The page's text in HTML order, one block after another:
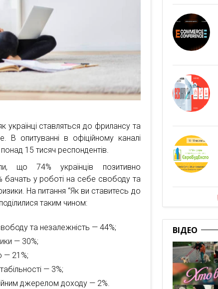
українці ставляться до фрилансу та
опитуванні в офіційному каналі
15 тисяч респондентів.
що 74% українців позитивно
бачать у роботі на себе свободу та
На питання “Як ви ставитесь до
таким чином:
та незалежність — 44%;
— 30%;
— 21%;
— 3%;
джерелом доходу — 2%.
ВІДЕО